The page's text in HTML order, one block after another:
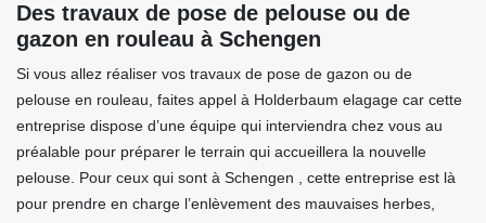
Des travaux de pose de pelouse ou de
gazon en rouleau à Schengen
Si vous allez réaliser vos travaux de pose de gazon ou de
pelouse en rouleau, faites appel à Holderbaum elagage car cette
entreprise dispose d’une équipe qui interviendra chez vous au
préalable pour préparer le terrain qui accueillera la nouvelle
pelouse. Pour ceux qui sont à Schengen , cette entreprise est là
pour prendre en charge l’enlèvement des mauvaises herbes,